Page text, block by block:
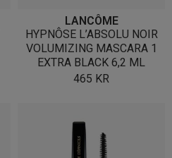
LANCÔME
HYPNÔSE L’ABSOLU NOIR
VOLUMIZING MASCARA 1
EXTRA BLACK 6,2 ML
465 KR